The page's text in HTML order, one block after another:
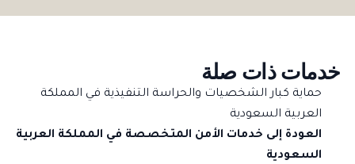
خدمات ذات صلة
حماية كبار الشخصيات والحراسة التنفيذية في المملكة
العربية السعودية
العودة إلى خدمات الأمن المتخصصة في المملكة العربية
السعودية